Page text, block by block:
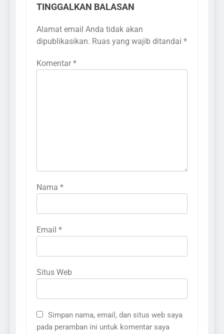
TINGGALKAN BALASAN
Alamat email Anda tidak akan
dipublikasikan. Ruas yang wajib ditandai *
Komentar *
Nama *
Email *
Situs Web
Simpan nama, email, dan situs web saya
pada peramban ini untuk komentar saya